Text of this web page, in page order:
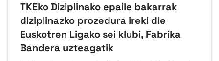
TKEko Diziplinako epaile bakarrak
diziplinazko prozedura ireki die
Euskotren Ligako sei klubi, Fabrika
Bandera uzteagatik